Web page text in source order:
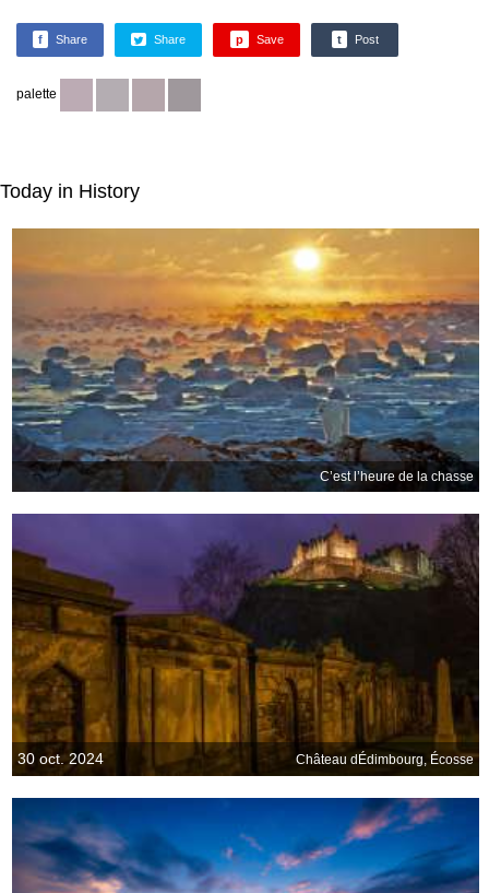
f Share Share p Save t Post
palette
Today in History
C’est l’heure de la chasse
30 oct. 2024 Château dÉdimbourg, Écosse